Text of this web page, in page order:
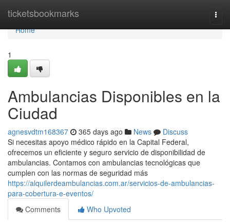
ticketsbookmarks
Home
Home
1
Ambulancias Disponibles en la
Ciudad
agnesvdtm168367 365 days ago News
Discuss
Si necesitas apoyo médico rápido en la Capital Federal,
ofrecemos un eficiente y seguro servicio de disponibilidad de
ambulancias. Contamos con ambulancias tecnológicas que
cumplen con las normas de seguridad más
https://alquilerdeambulancias.com.ar/servicios-de-ambulancias-
para-cobertura-e-eventos/
Comments
Who Upvoted